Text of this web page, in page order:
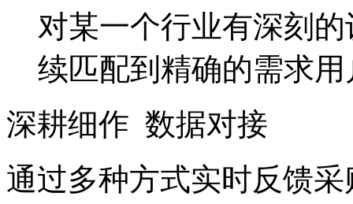
对某一个行业有深刻
续匹配到精确的需求用
深耕细作 数据对接
通过多种方式实时反馈